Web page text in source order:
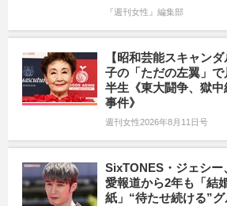
『週刊女性』編集部
【昭和芸能スキャン
子の「ただの左翼」
半生《東大闘争、獄
事件》
週刊女性2026年8月11日号
SixTONES・ジェシ
愛報道から2年も「結
紙」“待たせ続ける”